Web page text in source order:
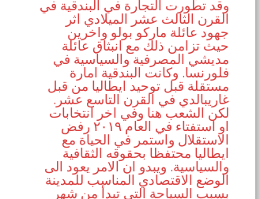
وقد تطورت التجارة في البندقية في
القرن الثالث عشر الميلادي اثر
جهود عائلة ماركو بولو واخرين
حيث تزامن ذلك مع انبثاق عائلة
مديشي المصرفية والسياسية في
فلورنسا. وكانت البندقية امارة
مستقلة قبل توحيد ايطاليا من قبل
غاريبالدي في القرن التاسع عشر.
لكن الشعب هنا وفي اخر انتخابات
او استفتاء في العام ٢٠١٩ رفض
الاستقلال واستمر في الحياة مع
ايطاليا محتفظا بحقوقه الثقافية
والسياسية. ويبدو ان الامر يعود الى
الوضع الاقتصادي المناسب للمدينة
بسبب السياحة التي تبدأ من شهر